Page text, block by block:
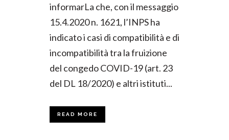
informarLa che, con il messaggio
15.4.2020 n. 1621, l’INPS ha
indicato i casi di compatibilità e di
incompatibilità tra la fruizione
del congedo COVID-19 (art. 23
del DL 18/2020) e altri istituti...
READ MORE